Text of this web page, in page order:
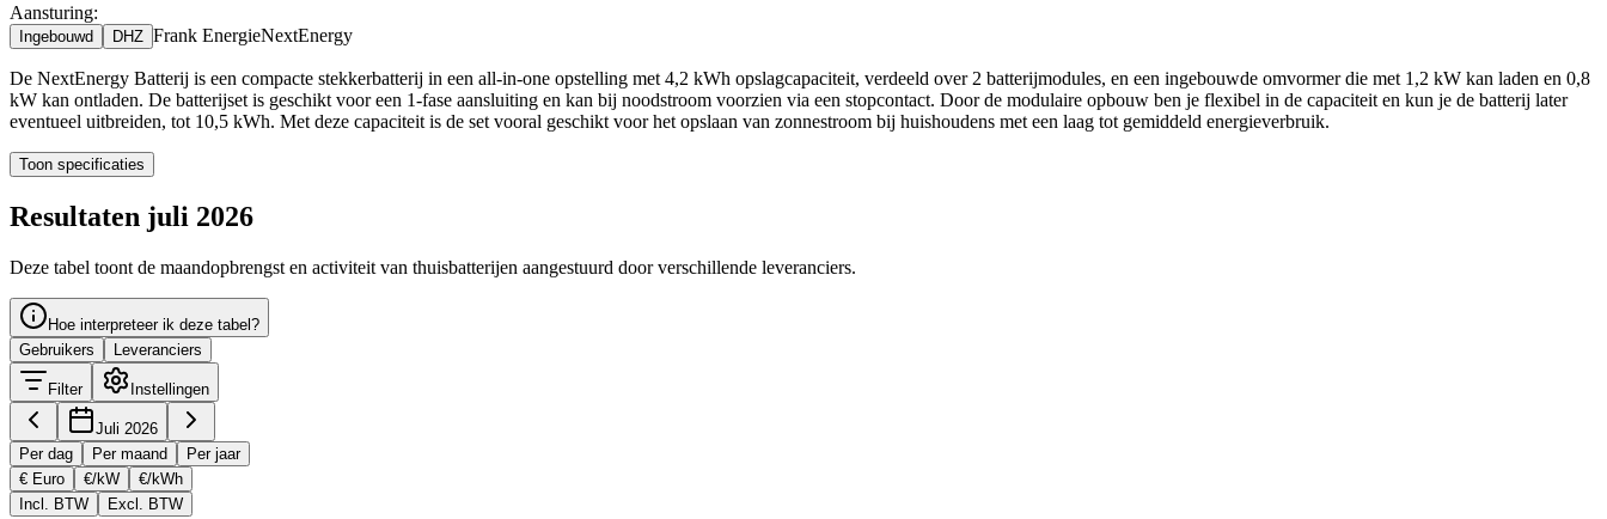
Aansturing:
Ingebouwd DHZ Frank EnergieNextEnergy
De NextEnergy Batterij is een compacte stekkerbatterij in een all-in-one opstelling met 4,2 kWh opslagcapaciteit, verdeeld over 2 batterijmodules, en een ingebouwde omvormer die met 1,2 kW kan laden en 0,8
kW kan ontladen. De batterijset is geschikt voor een 1-fase aansluiting en kan bij noodstroom voorzien via een stopcontact. Door de modulaire opbouw ben je flexibel in de capaciteit en kun je de batterij later
eventueel uitbreiden, tot 10,5 kWh. Met deze capaciteit is de set vooral geschikt voor het opslaan van zonnestroom bij huishoudens met een laag tot gemiddeld energieverbruik.
Toon specificaties
Resultaten juli 2026
Deze tabel toont de maandopbrengst en activiteit van thuisbatterijen aangestuurd door verschillende leveranciers.
Hoe interpreteer ik deze tabel?
Gebruikers
Leveranciers
Filter Instellingen
Juli 2026
Per dag
Per maand
Per jaar
€ Euro
€/kW
€/kWh
Incl. BTW
Excl. BTW